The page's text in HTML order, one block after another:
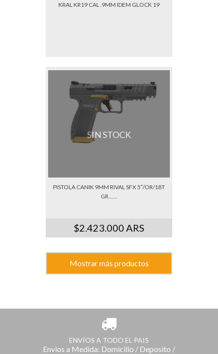
KRAL KR19 CAL .9MM IDEM GLOCK 19
SIN STOCK
PISTOLA CANIK 9MM RIVAL SFX 5″/OR/18T
GR......
$2.423.000 ARS
Mostrar más productos
ENVÍOS A TODO EL PAIS
Envios a Medida: Domicilio / Deposito /